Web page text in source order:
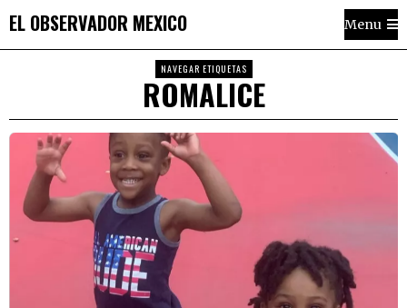
EL OBSERVADOR MEXICO Menu
NAVEGAR ETIQUETAS
ROMALICE